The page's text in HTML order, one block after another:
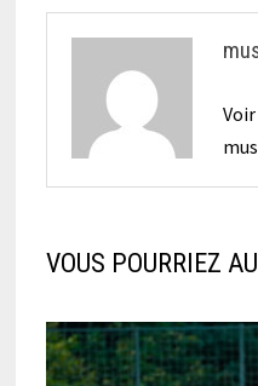
VOUS POURRIEZ